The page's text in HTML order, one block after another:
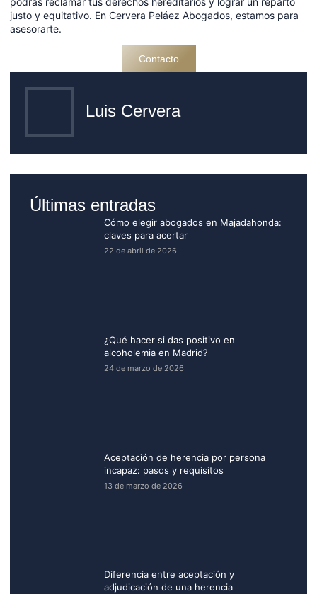
justo y equitativo. En Cervera Peláez Abogados, estamos para
asesorarte.
Contacto
Luis Cervera
Últimas entradas
Cómo elegir abogados en Majadahonda:
claves para acertar
22 de abril de 2026
¿Qué hacer si das positivo en
alcoholemia en Madrid?
24 de marzo de 2026
Aceptación de herencia por persona
incapaz: pasos y requisitos
13 de marzo de 2026
Diferencia entre aceptación y
adjudicación de una herencia